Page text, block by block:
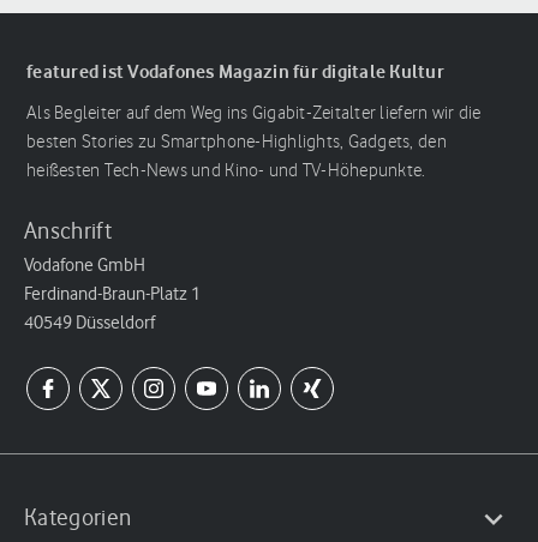
featured ist Vodafones Magazin für digitale Kultur
Als Begleiter auf dem Weg ins Gigabit-Zeitalter liefern wir die
besten Stories zu Smartphone-Highlights, Gadgets, den
heißesten Tech-News und Kino- und TV-Höhepunkte.
Anschrift
Vodafone GmbH
Ferdinand-Braun-Platz 1
40549 Düsseldorf
Kategorien